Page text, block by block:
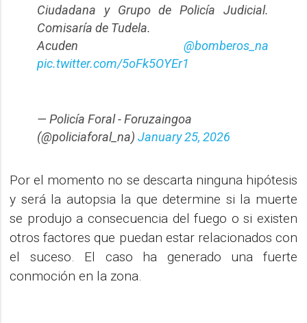
Ciudadana y Grupo de Policía Judicial.
Comisaría de Tudela.
Acuden @bomberos_na
pic.twitter.com/5oFk5OYEr1
— Policía Foral - Foruzaingoa
(@policiaforal_na)January 25, 2026
Por el momento no se descarta ninguna hipótesis
y será la autopsia la que determine si la muerte
se produjo a consecuencia del fuego o si existen
otros factores que puedan estar relacionados con
el suceso. El caso ha generado una fuerte
conmoción en la zona.